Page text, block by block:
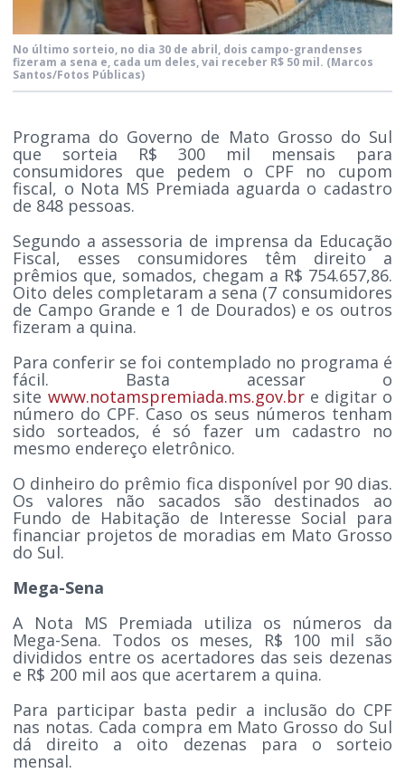
No último sorteio, no dia 30 de abril, dois campo-grandenses
fizeram a sena e, cada um deles, vai receber R$ 50 mil. (Marcos
Santos/Fotos Públicas)
Programa do Governo de Mato Grosso do Sul
que sorteia R$ 300 mil mensais para
consumidores que pedem o CPF no cupom
fiscal, o Nota MS Premiada aguarda o cadastro
de 848 pessoas.
Segundo a assessoria de imprensa da Educação
Fiscal, esses consumidores têm direito a
prêmios que, somados, chegam a R$ 754.657,86.
Oito deles completaram a sena (7 consumidores
de Campo Grande e 1 de Dourados) e os outros
fizeram a quina.
Para conferir se foi contemplado no programa é
fácil. Basta acessar o
site www.notamspremiada.ms.gov.bre digitar o
número do CPF. Caso os seus números tenham
sido sorteados, é só fazer um cadastro no
mesmo endereço eletrônico.
O dinheiro do prêmio fica disponível por 90 dias.
Os valores não sacados são destinados ao
Fundo de Habitação de Interesse Social para
financiar projetos de moradias em Mato Grosso
do Sul.
Mega-Sena
A Nota MS Premiada utiliza os números da
Mega-Sena. Todos os meses, R$ 100 mil são
divididos entre os acertadores das seis dezenas
e R$ 200 mil aos que acertarem a quina.
Para participar basta pedir a inclusão do CPF
nas notas. Cada compra em Mato Grosso do Sul
dá direito a oito dezenas para o sorteio
mensal.